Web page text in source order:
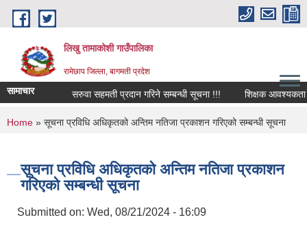
Skip to main content
लिखु तामाकोशी गाउँपालिका
रामेछाप जिल्ला, बागमती प्रदेश
सामाचार सरुवा सहमती प्रदान गरिने सम्बन्धी सूचना !!! शिक्षक आवश्यकता
You are here
Home » सूचना प्रविधि अधिकृतको अन्तिम नतिजा प्रकाशन गरिएको सम्बन्धी सूचना
सूचना प्रविधि अधिकृतको अन्तिम नतिजा प्रकाशन
गरिएको सम्बन्धी सूचना
Submitted on: Wed, 08/21/2024 - 16:09